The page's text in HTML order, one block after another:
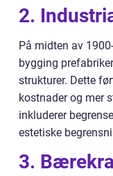
2.
På midten av
bygging
strukturer. Dette
kostnader og mer
inkluderer
estetiske
3.